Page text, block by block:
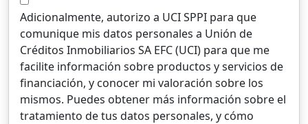
Adicionalmente, autorizo a UCI SPPI para que
comunique mis datos personales a Unión de
Créditos Inmobiliarios SA EFC (UCI) para que me
facilite información sobre productos y servicios de
financiación, y conocer mi valoración sobre los
mismos. Puedes obtener más información sobre el
tratamiento de tus datos personales, y cómo